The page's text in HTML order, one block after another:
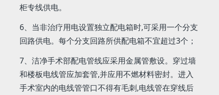
柜专线供电。
6、当非治疗用电设置独立配电箱时,可采用一个分支
回路供电。每个分支回路所供配电箱不宜超过3个；
7、洁净手术部配电管线应采用金属管敷设。穿过墙
和楼板电线管应加套管,并应用不燃材料密封。进入
手术室内的电线管管口不得有毛刺,电线管在穿线后